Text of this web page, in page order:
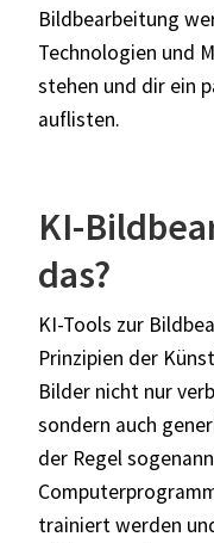
Bildbearbeitung
Technologien und
stehen und dir ein
auflisten.
KI-
das?
KI-Tools zur
Prinzipien der
Bilder nicht nur
sondern auch
der Regel
trainiert werden